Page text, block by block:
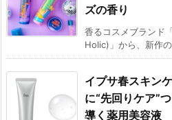
ズの香り
香るコスメブランド
Holic)」から、新作
イプサ春スキン
に“先回りケア”
導く薬用美容液